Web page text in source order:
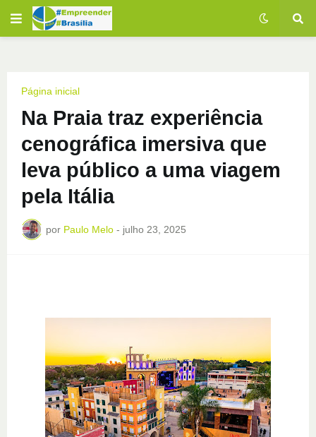
Página inicial
Na Praia traz experiência
cenográfica imersiva que
leva público a uma viagem
pela Itália
por Paulo Melo - julho 23, 2025